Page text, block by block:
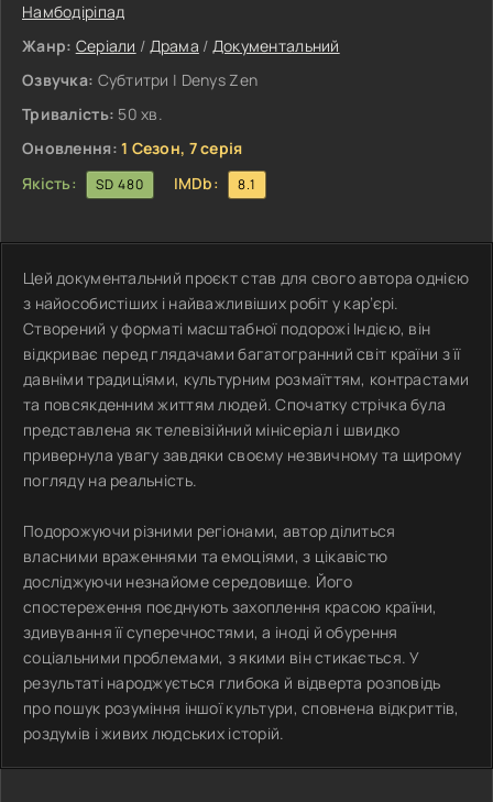
Намбодіріпад
Жанр: Серіали / Драма / Документальний
Озвучка: Субтитри | Denys Zen
Тривалість: 50 хв.
Оновлення: 1 Сезон, 7 серія
Якість:
SD 480 IMDb: 8.1
Цей документальний проєкт став для свого автора однією
з найособистіших і найважливіших робіт у кар’єрі.
Створений у форматі масштабної подорожі Індією, він
відкриває перед глядачами багатогранний світ країни з її
давніми традиціями, культурним розмаїттям, контрастами
та повсякденним життям людей. Спочатку стрічка була
представлена як телевізійний мінісеріал і швидко
привернула увагу завдяки своєму незвичному та щирому
погляду на реальність.
Подорожуючи різними регіонами, автор ділиться
власними враженнями та емоціями, з цікавістю
досліджуючи незнайоме середовище. Його
спостереження поєднують захоплення красою країни,
здивування її суперечностями, а іноді й обурення
соціальними проблемами, з якими він стикається. У
результаті народжується глибока й відверта розповідь
про пошук розуміння іншої культури, сповнена відкриттів,
роздумів і живих людських історій.